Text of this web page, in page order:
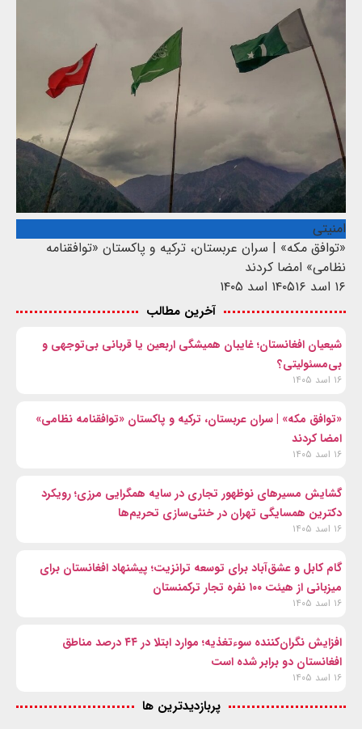
امنیتی
«توافق مکه» | سران عربستان، ترکیه و پاکستان «توافقنامه
نظامی» امضا کردند
۱۶ اسد ۱۴۰۵
۱۶ اسد ۱۴۰۵
آخرین مطالب
شیعیان افغانستان؛ غایبان همیشگی اربعین یا قربانی بی‌توجهی و
بی‌مسئولیتی؟
۱۶ اسد ۱۴۰۵
«توافق مکه» | سران عربستان، ترکیه و پاکستان «توافقنامه نظامی»
امضا کردند
۱۶ اسد ۱۴۰۵
گشایش مسیرهای نوظهور تجاری در سایه همگرایی مرزی؛ رویکرد
دکترین همسایگی تهران در خنثی‌سازی تحریم‌ها
۱۶ اسد ۱۴۰۵
گام کابل و عشق‌آباد برای توسعه ترانزیت؛ پیشنهاد افغانستان برای
میزبانی از هیئت ۱۰۰ نفره تجار ترکمنستان
۱۶ اسد ۱۴۰۵
افزایش نگران‌کننده سوءتغذیه؛ موارد ابتلا در ۴۴ درصد مناطق
افغانستان دو برابر شده است
۱۶ اسد ۱۴۰۵
پربازدیدترین ها